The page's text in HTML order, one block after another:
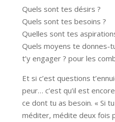
Quels sont tes désirs ?
Quels sont tes besoins ?
Quelles sont tes
Quels moyens te donnes-
t’y engager ? pour les
Et si c’est questions
peur… c’est qu’il est
ce dont tu as besoin. « Si
méditer, médite deux fois